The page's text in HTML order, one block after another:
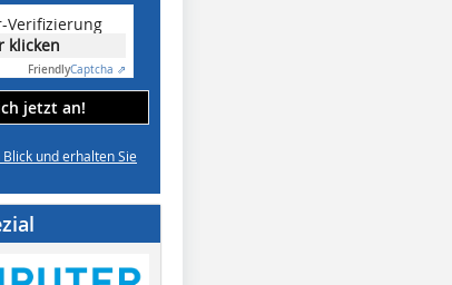
Verifizierung
klicken
FriendlyCaptcha ⇗
jetzt an!
und erhalten Sie